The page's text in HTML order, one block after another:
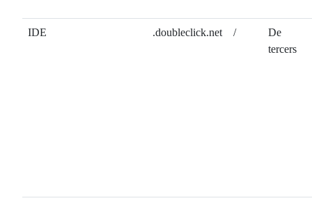
IDE .doubleclick.net /
De
tercers